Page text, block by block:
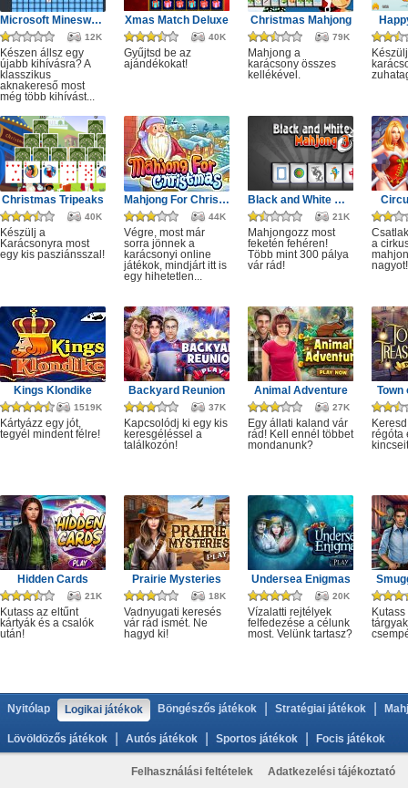
Microsoft Minesweeper
12K
Készen állsz egy
újabb kihívásra? A
klasszikus
aknakereső most
még több kihívást...
Xmas Match Deluxe
40K
Gyűjtsd be az
ajándékokat!
Christmas Mahjong
79K
Mahjong a
karácsony összes
kellékével.
Christmas Tripeaks
40K
Készülj a
Karácsonyra most
egy kis pasziánsszal!
Mahjong For Christmas
44K
Végre, most már
sorra jönnek a
karácsonyi online
játékok, mindjárt itt is
egy hihetetlen...
Black and White Mahjong 3
21K
Mahjongozz most
feketén fehéren!
Több mint 300 pálya
vár rád!
a
nagyot!
Kings Klondike
1519K
Kártyázz egy jót,
tegyél mindent félre!
Backyard Reunion
37K
Kapcsolódj ki egy kis
keresgéléssel a
találkozón!
Animal Adventure
27K
Egy állati kaland vár
rád! Kell ennél többet
mondanunk?
Town
régóta
Hidden Cards
21K
Kutass az eltűnt
kártyák és a csalók
után!
Prairie Mysteries
18K
Vadnyugati keresés
vár rád ismét. Ne
hagyd ki!
Undersea Enigmas
20K
Vízalatti rejtélyek
felfedezése a célunk
most. Velünk tartasz?
Nyitólap Logikai játékok Böngészős játékok Stratégiai játékok
Lövöldözős játékok Autós játékok Sportos játékok Focis játékok
Felhasználási feltételek Adatkezelési tájékoztató